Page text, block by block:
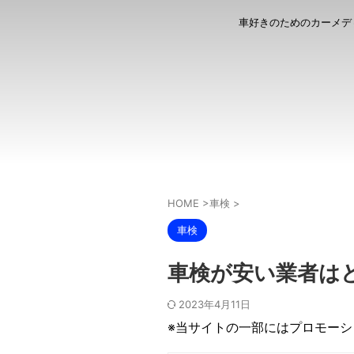
車好きのためのカーメ
HOME >車検 >
車検
車検が安い業者は
2023年4月11日
※当サイトの一部にはプロモー